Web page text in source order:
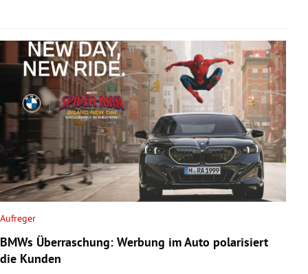
Untermenü
Untermenü
Aufreger
BMWs Überraschung: Werbung im Auto polarisiert
die Kunden